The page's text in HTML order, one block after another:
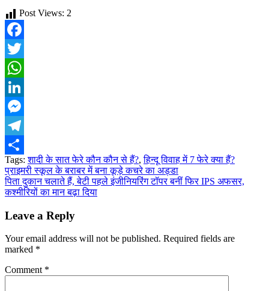
Post Views: 2
Facebook
Twitter
WhatsApp
LinkedIn
Messenger
Telegram
Share
Tags: शादी के सात फेरे कौन कौन से हैं?,हिन्दू विवाह में 7 फेरे क्या हैं?
Post
navigation
प्राइमरी स्कूल के बराबर में बना कूड़े कचरे का अड्डा
पिता दुकान चलाते हैं, बेटी पहले इंजीनियरिंग टॉपर बनीं फिर IPS अफसर,
कश्मीरियों का मान बढ़ा दिया
Leave a Reply
Your email address will not be published. Required fields are
marked *
Comment *